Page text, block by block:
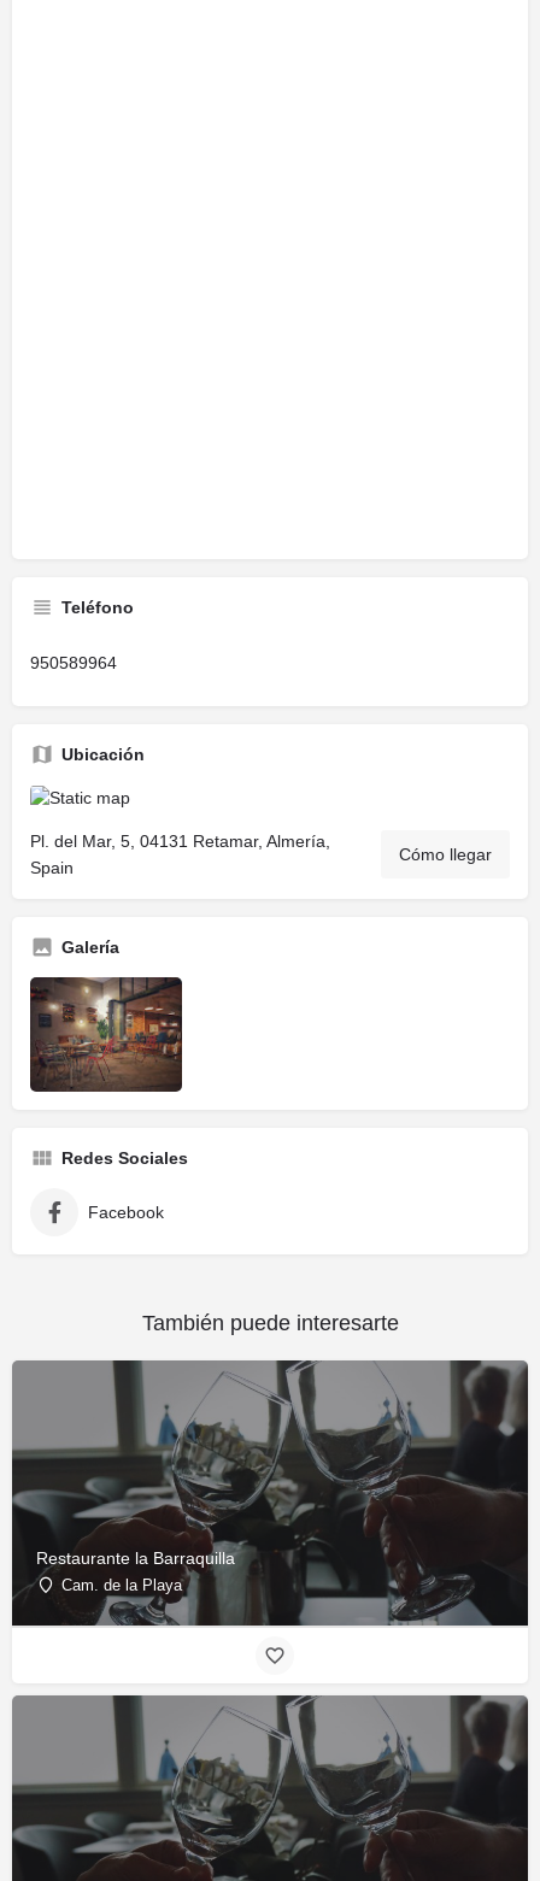
Teléfono
950589964
Ubicación
Pl. del Mar, 5, 04131 Retamar, Almería,
Spain
Cómo llegar
Galería
Redes Sociales
Facebook
También puede interesarte
Restaurante la Barraquilla
Cam. de la Playa